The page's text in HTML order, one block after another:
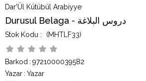
Dar'Ül Kütübül Arabiyye
Durusul Belaga - دروس البلاغة
(MHTLF33)
Barkod : 9721000039582
Yazar : Yazar